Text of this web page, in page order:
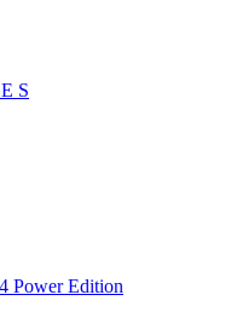
S
Power Edition